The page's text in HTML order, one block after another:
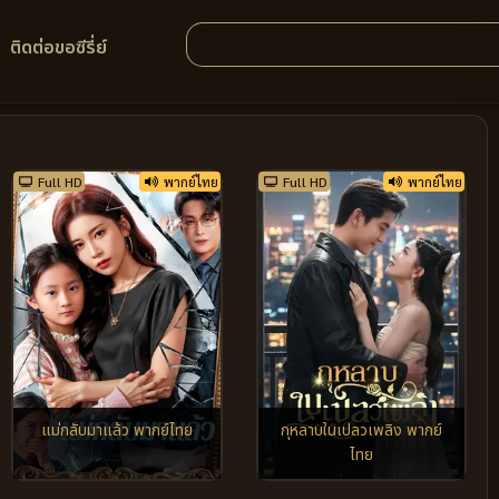
ติดต่อขอซีรี่ย์
Full HD พากย์ไทย
แม่กลับมาแล้ว พากย์ไทย
Full HD พากย์ไทย
กุหลาบในเปลวเพลิง พากย์
ไทย